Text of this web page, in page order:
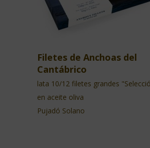
Filetes de Anchoas del
Cantábrico
lata 10/12 filetes grandes
en aceite oliva
Pujadó Solano